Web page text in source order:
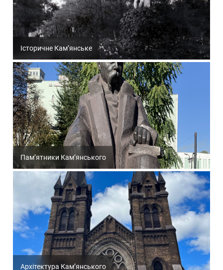
Історичне Кам’янське
Пам’ятники Кам’янського
Архітектура Кам’янського